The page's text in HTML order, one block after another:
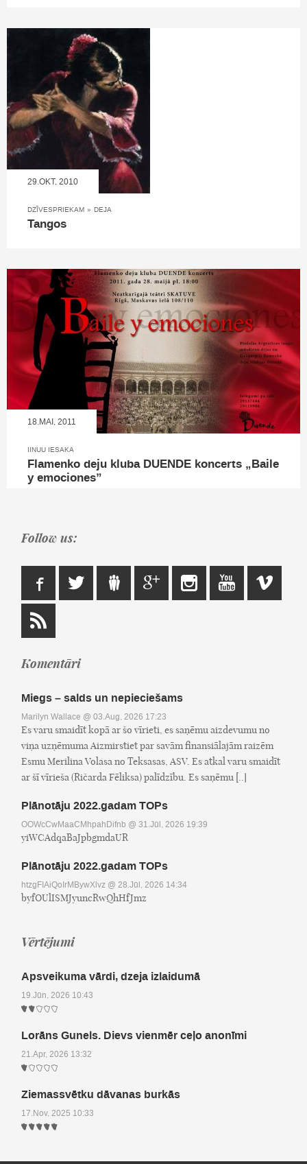
29.OKT, 2010
DZĪVESPRIEKAM » DEJA
Tangos
18.MAI, 2011
IINUU IESAKA
Flamenko deju kluba DUENDE koncerts „Baile
y emociones”
Follow us:
Komentāri
Miegs – salds un nepieciešams
Marilyn Wallace @ 03.Aug, 2026 17:23
Es varu smaidīt kopā ar šo vīrieti, es saņēmu aizdevumu no
viņa uzņēmuma Aizmirstiet par savām finansiālajām raizēm
Esmu Merilina Volasa no Teksasas, ASV. Es atkal varu smaidīt
ar šī vīrieša (Ričarda Fēliksa) palīdzību. Es saņēmu [..]
Plānotāju 2022.gadam TOPs
OOWcCwMaaCMhpahDifnb @ 31.Jūl, 2026 19:39
yiWCAdqaBaJpbgmdaUR
Plānotāju 2022.gadam TOPs
htzgFIAiQoIrMBywXlvz @ 28.Jūl, 2026 14:34
byfOUlISMJyuncRwQhHfJmz
Vērtējumi
Apsveikuma vārdi, dzeja izlaidumā
19.Jūn, 2026 10:43
Lorāns Gunels. Dievs vienmēr ceļo anonīmi
21.Apr, 2026 13:32
Ziemassvētku dāvanas burkās
17.Nov, 2025 10:33